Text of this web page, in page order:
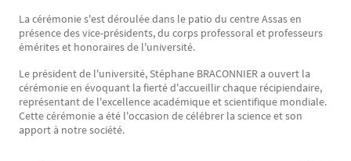
La cérémonie s'est déroulée dans le patio du centre Assas en
présence des vice-présidents, du corps professoral et professeurs
émérites et honoraires de l'université.
Le président de l'université, Stéphane BRACONNIER a ouvert la
cérémonie en évoquant la fierté d'accueillir chaque récipiendaire,
représentant de l'excellence académique et scientifique mondiale.
Cette cérémonie a été l'occasion de célébrer la science et son
apport à notre société.